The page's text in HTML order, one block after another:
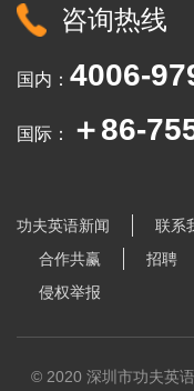
咨询热线
国内： 4006-
国际： ＋86-
功夫英语新闻 联系
合作共赢
招聘
侵权举报
© 2020 深圳市功夫英